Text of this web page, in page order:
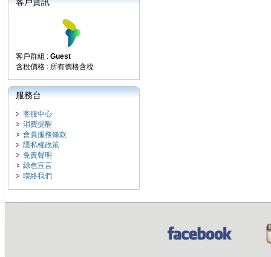
客戶群組 : Guest
含稅價格 : 所有價格含稅
服務台
客服中心
消費提醒
會員服務條款
隱私權政策
免責聲明
綠色宣言
聯絡我們